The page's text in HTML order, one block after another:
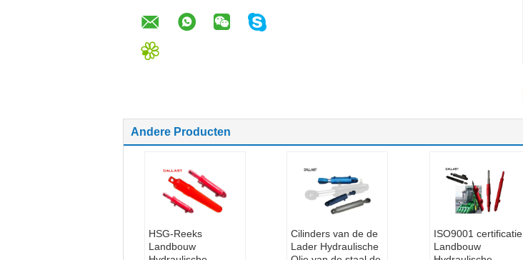
Andere Producten
HSG-Reeks
Landbouw
Cilinders van de de
Lader Hydraulische
ISO9001 certificatie
Landbouw